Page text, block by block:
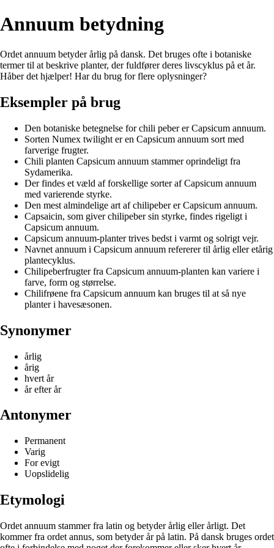
Annuum betydning
Ordet annuum betyder årlig på dansk. Det bruges ofte i botaniske
termer til at beskrive planter, der fuldfører deres livscyklus på et år.
Håber det hjælper! Har du brug for flere oplysninger?
Eksempler på brug
Den botaniske betegnelse for chili peber er Capsicum annuum.
Sorten Numex twilight er en Capsicum annuum sort med
farverige frugter.
Chili planten Capsicum annuum stammer oprindeligt fra
Sydamerika.
Der findes et væld af forskellige sorter af Capsicum annuum
med varierende styrke.
Den mest almindelige art af chilipeber er Capsicum annuum.
Capsaicin, som giver chilipeber sin styrke, findes rigeligt i
Capsicum annuum.
Capsicum annuum-planter trives bedst i varmt og solrigt vejr.
Navnet annuum i Capsicum annuum refererer til årlig eller etårig
plantecyklus.
Chilipeberfrugter fra Capsicum annuum-planten kan variere i
farve, form og størrelse.
Chilifrøene fra Capsicum annuum kan bruges til at så nye
planter i havesæsonen.
Synonymer
årlig
årig
hvert år
år efter år
Antonymer
Permanent
Varig
For evigt
Uopslidelig
Etymologi
Ordet annuum stammer fra latin og betyder årlig eller årligt. Det
kommer fra ordet annus, som betyder år på latin. På dansk bruges ordet